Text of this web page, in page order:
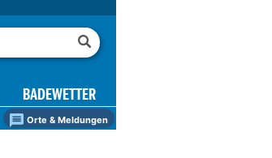
BADEWETTER
Orte & Meldungen